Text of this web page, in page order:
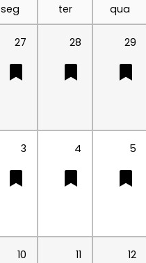
seg ter qua
27 28 29
3 4 5
10 11 12